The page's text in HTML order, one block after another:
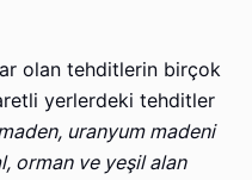
olan tehditlerin birçok
yerlerdeki tehditler
uranyum madeni
orman ve yeşil alan